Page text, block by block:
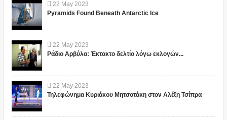
22 May 2023
Pyramids Found Beneath Antarctic Ice
22 May 2023
Ράδιο Αρβύλα: Έκτακτο δελτίο λόγω εκλογών...
22 May 2023
Τηλεφώνημα Κυριάκου Μητσοτάκη στον Αλέξη Τσίπρα